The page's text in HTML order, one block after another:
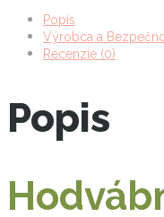
Popis
Výrobca a
Recenzie (0)
Popis